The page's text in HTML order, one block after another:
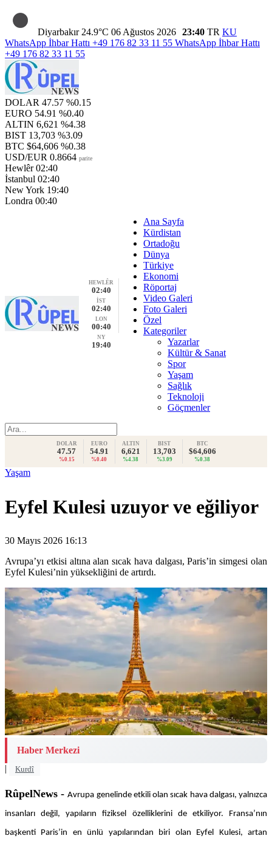
Diyarbakır 24.9°C 06 Ağustos 2026 23:40 TR KU
WhatsApp İhbar Hattı +49 176 82 33 11 55 WhatsApp İhbar Hattı
+49 176 82 33 11 55
DOLAR 47.57 %0.15
EURO 54.91 %0.40
ALTIN 6,621 %4.38
BIST 13,703 %3.09
BTC $64,606 %0.38
USD/EUR 0.8664 parite
Hewlêr 02:40
İstanbul 02:40
New York 19:40
Londra 00:40
HEWLÊR
02:40
İST
02:40
LON
00:40
NY
19:40
Ana Sayfa
Kürdistan
Ortadoğu
Dünya
Türkiye
Ekonomi
Röportaj
Video Galeri
Foto Galeri
Özel
Kategoriler
Yazarlar
Kültür & Sanat
Spor
Yaşam
Sağlık
Teknoloji
Göçmenler
DOLAR
47.57
%0.15
EURO
54.91
%0.40
ALTIN
6,621
%4.38
BIST
13,703
%3.09
BTC
$64,606
%0.38
Yaşam
Eyfel Kulesi uzuyor ve eğiliyor
30 Mayıs 2026 16:13
Avrupa’yı etkisi altına alan sıcak hava dalgası, Paris’in simgesi olan
Eyfel Kulesi’nin yüksekliğini de artırdı.
Haber Merkezi
|
Kurdî
RûpelNews - Avrupa genelinde etkili olan sıcak hava dalgası, yalnızca
insanları değil, yapıların fiziksel özelliklerini de etkiliyor. Fransa’nın
başkenti Paris’in en ünlü yapılarından biri olan Eyfel Kulesi, artan